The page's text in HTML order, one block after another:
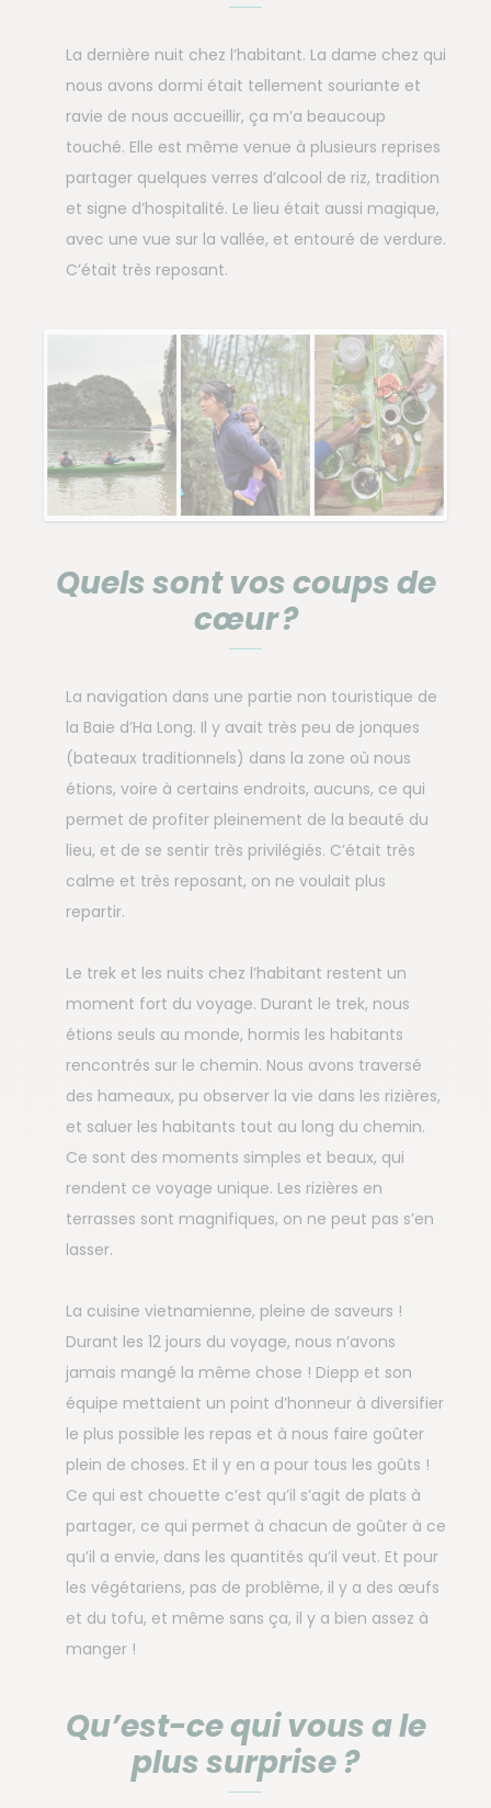
La dernière nuit chez l’habitant. La dame chez qui
nous avons dormi était tellement souriante et
ravie de nous accueillir, ça m’a beaucoup
touché. Elle est même venue à plusieurs reprises
partager quelques verres d’alcool de riz, tradition
et signe d’hospitalité. Le lieu était aussi magique,
avec une vue sur la vallée, et entouré de verdure.
C’était très reposant.
Quels sont vos coups de
cœur ?
La navigation dans une partie non touristique de
la Baie d’Ha Long. Il y avait très peu de jonques
(bateaux traditionnels) dans la zone où nous
étions, voire à certains endroits, aucuns, ce qui
permet de profiter pleinement de la beauté du
lieu, et de se sentir très privilégiés. C’était très
calme et très reposant, on ne voulait plus
repartir.
Le trek et les nuits chez l’habitant restent un
moment fort du voyage. Durant le trek, nous
étions seuls au monde, hormis les habitants
rencontrés sur le chemin. Nous avons traversé
des hameaux, pu observer la vie dans les rizières,
et saluer les habitants tout au long du chemin.
Ce sont des moments simples et beaux, qui
rendent ce voyage unique. Les rizières en
terrasses sont magnifiques, on ne peut pas s’en
lasser.
La cuisine vietnamienne, pleine de saveurs !
Durant les 12 jours du voyage, nous n’avons
jamais mangé la même chose ! Diepp et son
équipe mettaient un point d’honneur à diversifier
le plus possible les repas et à nous faire goûter
plein de choses. Et il y en a pour tous les goûts !
Ce qui est chouette c’est qu’il s’agit de plats à
partager, ce qui permet à chacun de goûter à ce
qu’il a envie, dans les quantités qu’il veut. Et pour
les végétariens, pas de problème, il y a des œufs
et du tofu, et même sans ça, il y a bien assez à
manger !
Qu’est-ce qui vous a le
plus surprise ?